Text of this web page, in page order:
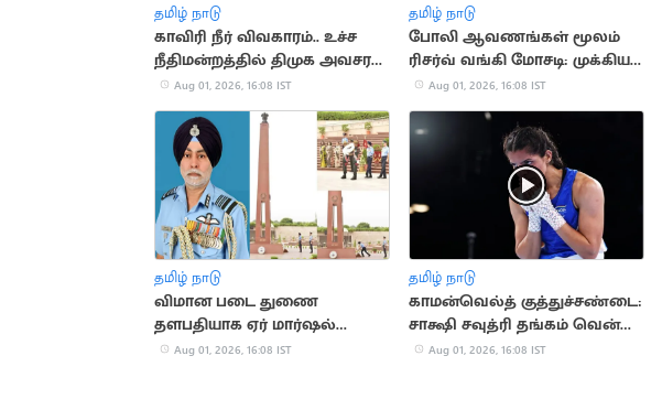
தமிழ் நாடு
காவிரி நீர் விவகாரம்.. உச்ச
நீதிமன்றத்தில் திமுக அவசர
மனுAug 01, 2026, 16:08 IST
தமிழ் நாடு
போலி ஆவணங்கள் மூலம்
ரிசர்வ் வங்கி மோசடி: முக்கிய
குற்றவாளி கைது
Aug 01, 2026, 16:08 IST
தமிழ் நாடு
விமான படை துணை
தளபதியாக ஏர் மார்ஷல்
தேஜ்பால் சிங் பொறுப்பேற்பு
Aug 01, 2026, 16:08 IST
தமிழ் நாடு
காமன்வெல்த் குத்துச்சண்டை:
சாக்ஷி சவுத்ரி தங்கம் வென்று
அசத்தல்!
Aug 01, 2026, 16:08 IST